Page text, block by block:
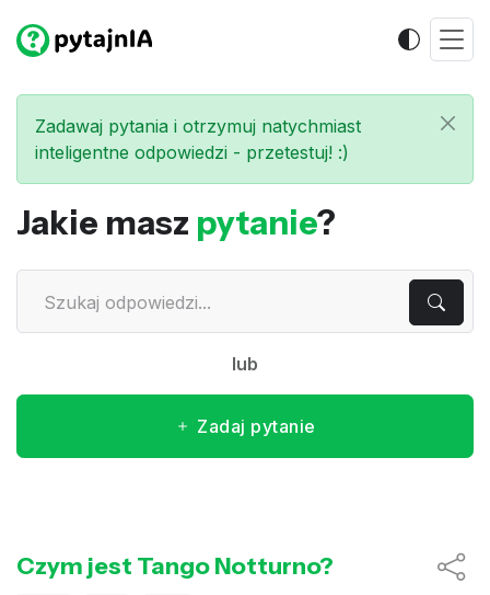
Zadawaj pytania i otrzymuj natychmiast
inteligentne odpowiedzi - przetestuj! :)
Jakie masz pytanie?
lub
Zadaj pytanie
Czym jest Tango Notturno?